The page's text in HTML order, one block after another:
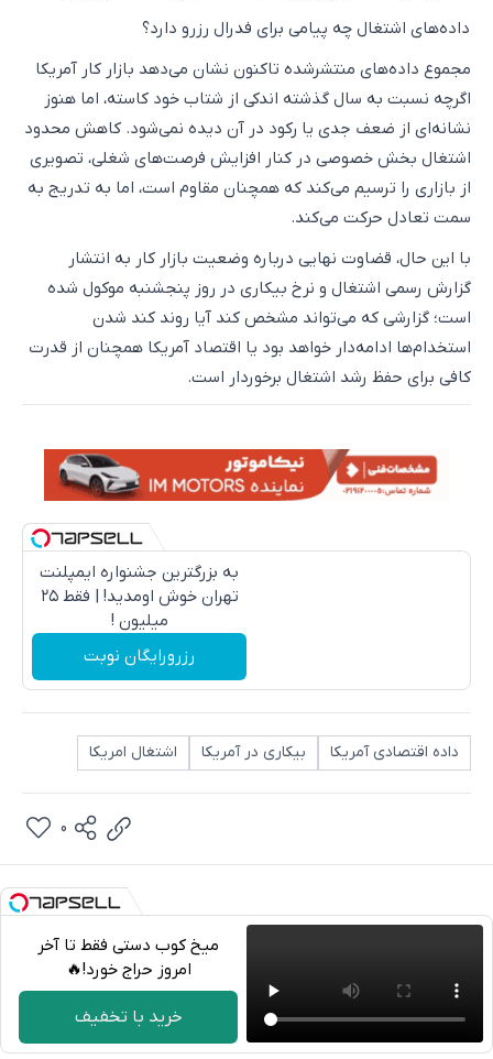
داده‌های اشتغال چه پیامی برای فدرال رزرو دارد؟
مجموع داده‌های منتشرشده تاکنون نشان می‌دهد بازار کار آمریکا
اگرچه نسبت به سال گذشته اندکی از شتاب خود کاسته، اما هنوز
نشانه‌ای از ضعف جدی یا رکود در آن دیده نمی‌شود. کاهش محدود
اشتغال بخش خصوصی در کنار افزایش فرصت‌های شغلی، تصویری
از بازاری را ترسیم می‌کند که همچنان مقاوم است، اما به تدریج به
سمت تعادل حرکت می‌کند.
با این حال، قضاوت نهایی درباره وضعیت بازار کار به انتشار
گزارش رسمی اشتغال و نرخ بیکاری در روز پنجشنبه موکول شده
است؛ گزارشی که می‌تواند مشخص کند آیا روند کند شدن
استخدام‌ها ادامه‌دار خواهد بود یا اقتصاد آمریکا همچنان از قدرت
کافی برای حفظ رشد اشتغال برخوردار است.
به بزرگترین جشنواره ایمپلنت
تهران خوش اومدید! | فقط ۲۵
میلیون !
رزرورایگان نوبت
داده اقتصادی آمریکا بیکاری در آمریکا اشتغال امریکا
تلگرام
واتساپ
0
میخ کوب دستی فقط تا آخر
امروز حراج خورد!🔥
خرید با تخفیف